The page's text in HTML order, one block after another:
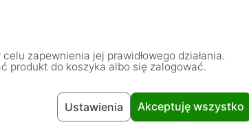
innych) dla umów o
składniki
comiesięcznych
potrąceń i potrąceń
celu zapewnienia jej prawidłowego działania.
produkt do koszyka albo się zalogować.
Ustawienia Akceptuję wszystko